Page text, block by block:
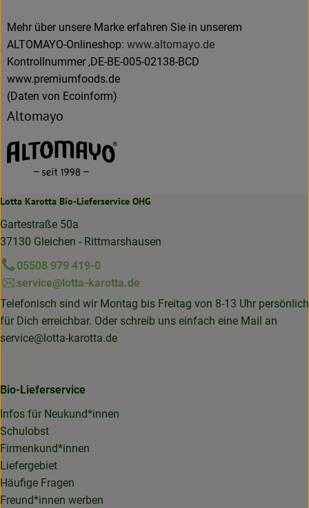
Mehr über unsere Marke erfahren Sie in unserem
ALTOMAYO-Onlineshop: www.altomayo.de
Kontrollnummer ,DE-BE-005-02138-BCD
www.premiumfoods.de
(Daten von Ecoinform)
Altomayo
Lotta Karotta Bio-Lieferservice OHG
Gartestraße 50a
37130 Gleichen - Rittmarshausen
05508 979 419-0
service@lotta-karotta.de
Telefonisch sind wir Montag bis Freitag von 8-13 Uhr persönlich
für Dich erreichbar. Oder schreib uns einfach eine Mail an
service@lotta-karotta.de
Bio-Lieferservice
Infos für Neukund*innen
Schulobst
Firmenkund*innen
Liefergebiet
Häufige Fragen
Freund*innen werben